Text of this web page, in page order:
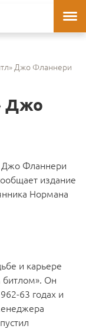
Джо Фланнери
Джо
Джо Фланнери
издание
Нормана
и карьере
битлом». Он
63 годах и